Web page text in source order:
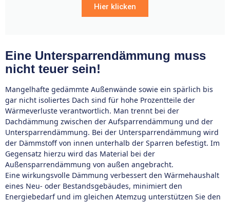
Hier klicken
Eine Untersparrendämmung muss
nicht teuer sein!
Mangelhafte gedämmte Außenwände sowie ein spärlich bis
gar nicht isoliertes Dach sind für hohe Prozentteile der
Wärmeverluste verantwortlich. Man trennt bei der
Dachdämmung zwischen der Aufsparrendämmung und der
Untersparrendämmung. Bei der Untersparrendämmung wird
der Dämmstoff von innen unterhalb der Sparren befestigt. Im
Gegensatz hierzu wird das Material bei der
Außensparrendämmung von außen angebracht.
Eine wirkungsvolle Dämmung verbessert den Wärmehaushalt
eines Neu- oder Bestandsgebäudes, minimiert den
Energiebedarf und im gleichen Atemzug unterstützen Sie den